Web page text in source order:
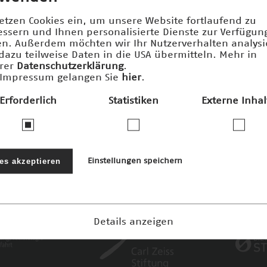
und Stiftungen fördern den
und die damit verbundenen
Cookies ein, um unsere Website fortlaufend zu
und Ihnen personalisierte Dienste zur
Außerdem möchten wir Ihr Nutzerverhalten
teilweise Daten in die USA übermitteln. Mehr in
Datenschutzerklärung.
gelangen Sie
hier.
Erforderlich Statistiken Externe
akzeptieren Einstellungen speichern
Details anzeigen